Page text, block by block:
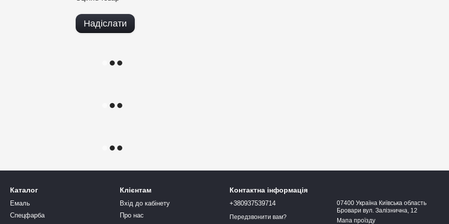
Надіслати
Каталог
Емаль
Спецфарба
Клієнтам
Вхід до кабінету
Про нас
Контактна інформація
+380937539714
Передзвонити вам?
07400 Україна Київська область
Бровари вул. Залізнична, 12
Мапа проїзду